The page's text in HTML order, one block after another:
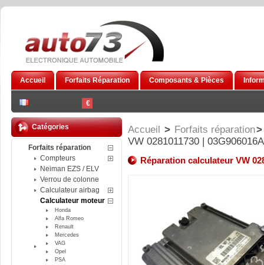
€
Accueil Forfaits Réparation Composants & Pièces
Catégories
Forfaits réparation
Compteurs
Neiman EZS / ELV
Verrou de colonne
Calculateur airbag
Calculateur moteur
Honda
Alfa Romeo
Renault
Mercedes
VAG
Opel
PSA
Accueil > Forfaits réparation>
VW 0281011730 |
Réparation calculateur VW